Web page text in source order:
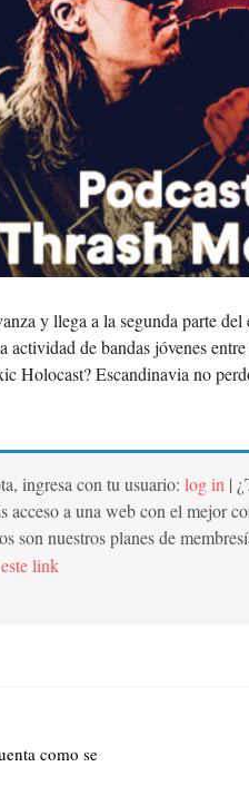
y llega a la segunda parte
actividad de bandas jóvenes
Holocast? Escandinavia no
ingresa con tu usuario: log in |
acceso a una web con el mejor
son nuestros planes de
link
como se